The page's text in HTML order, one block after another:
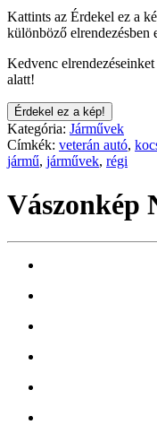
Kattints az Érdekel ez a
különböző elrendezésben
Kedvenc
alatt!
Érdekel ez a kép!
Kategória: Járművek
Címkék: veterán autó,
jármű, járművek, régi
Vászonkép